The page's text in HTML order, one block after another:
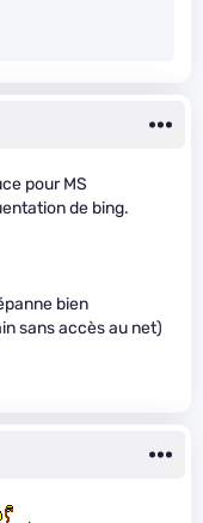
pour MS
de bing.
bien
sans accès au net)